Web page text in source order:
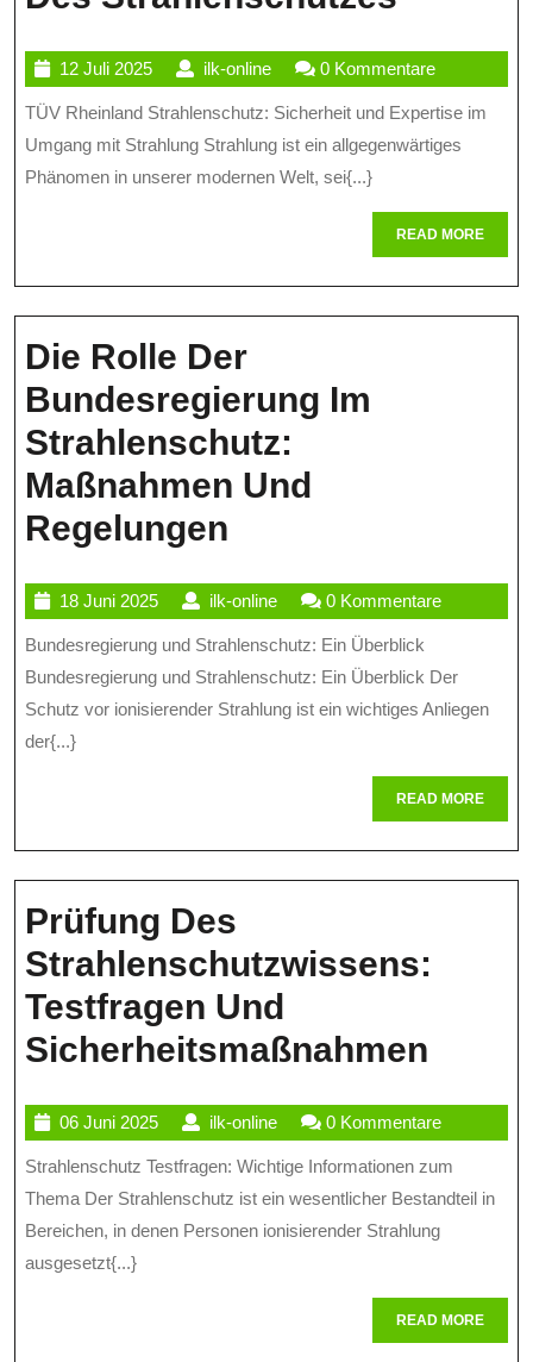
TÜV
Im
Fokus
Des
12 Juli 202512
Juli
2025
ilk-onlineilk-
online
0 Kommentare
TÜV Rheinland Strahlenschutz: Sicherheit und Expertise im
Umgang mit Strahlung Strahlung ist ein allgegenwärtiges
Phänomen in unserer modernen Welt, sei{...}
READ MOREREAD
MORE
Die Rolle Der
Bundesregierung Im
Strahlenschutz:
Maßnahmen Und
Regelungen
Der
Bundesregierung
Im
Maßnahmen
Regelungen
18 Juni 202518
Juni
2025
ilk-onlineilk-
online
0 Kommentare
Bundesregierung und Strahlenschutz: Ein Überblick
Bundesregierung und Strahlenschutz: Ein Überblick Der
Schutz vor ionisierender Strahlung ist ein wichtiges Anliegen
der{...}
READ MOREREAD
MORE
Prüfung Des
Strahlenschutzwissens:
Testfragen Und
Sicherheitsmaßnahmen
Und
06 Juni 202506
Juni
2025
ilk-onlineilk-
online
0 Kommentare
Strahlenschutz Testfragen: Wichtige Informationen zum
Thema Der Strahlenschutz ist ein wesentlicher Bestandteil in
Bereichen, in denen Personen ionisierender Strahlung
ausgesetzt{...}
READ MOREREAD
MORE